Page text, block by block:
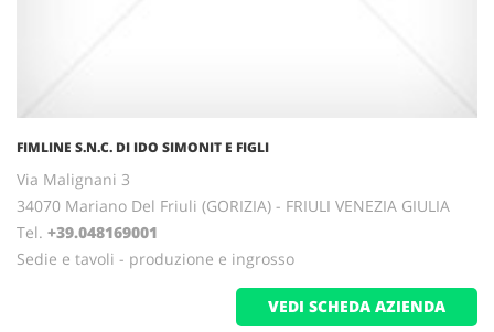
FIMLINE S.N.C. DI IDO SIMONIT E FIGLI
Via Malignani 3
34070 Mariano Del Friuli (GORIZIA) - FRIULI VENEZIA GIULIA
Tel. +39.048169001
Sedie e tavoli - produzione e ingrosso
VEDI SCHEDA AZIENDA